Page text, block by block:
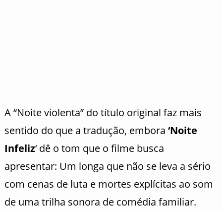
A “Noite violenta” do título original faz mais
sentido do que a tradução, embora ‘Noite
Infeliz‘ dê o tom que o filme busca
apresentar: Um longa que não se leva a sério
com cenas de luta e mortes explícitas ao som
de uma trilha sonora de comédia familiar.